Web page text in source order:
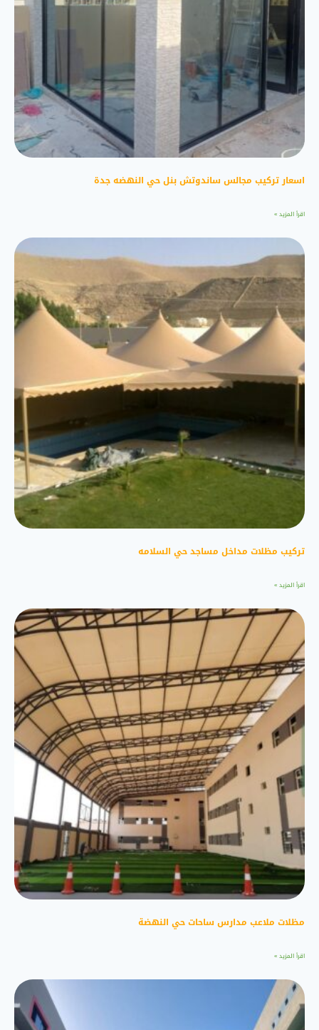
اسعار تركيب مجالس ساندوتش بنل حي النهضه جدة
اقرأ المزيد »
تركيب مظلات مداخل مساجد حي السلامه
اقرأ المزيد »
مظلات ملاعب مدارس ساحات حي النهضة
اقرأ المزيد »